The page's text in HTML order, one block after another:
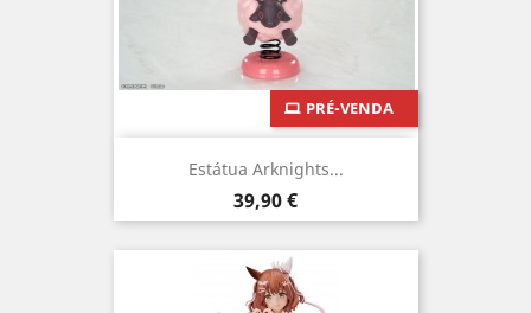
Estátua Arknights...
Preço
39,90 €
PRÉ-VENDA